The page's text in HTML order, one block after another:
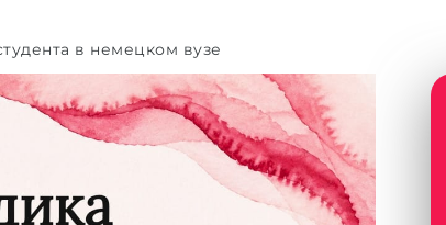
в немецком вузе